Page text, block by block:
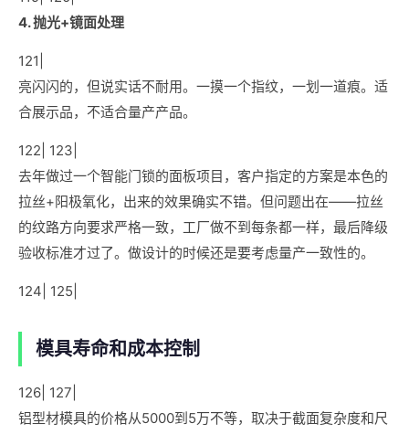
4. 抛光+镜面处理
121|
亮闪闪的，但说实话不耐用。一摸一个指纹，一划一道痕。适
合展示品，不适合量产产品。
122| 123|
去年做过一个智能门锁的面板项目，客户指定的方案是本色的
拉丝+阳极氧化，出来的效果确实不错。但问题出在——拉丝
的纹路方向要求严格一致，工厂做不到每条都一样，最后降级
验收标准才过了。做设计的时候还是要考虑量产一致性的。
124| 125|
模具寿命和成本控制
126| 127|
铝型材模具的价格从5000到5万不等，取决于截面复杂度和尺